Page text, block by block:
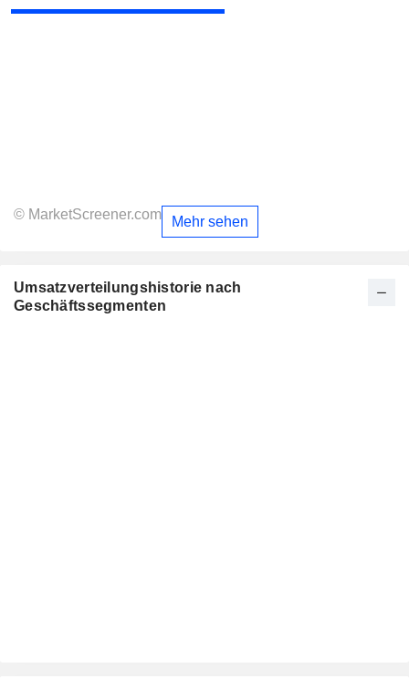
© MarketScreener.com Mehr sehen
Umsatzverteilungshistorie nach
Geschäftssegmenten